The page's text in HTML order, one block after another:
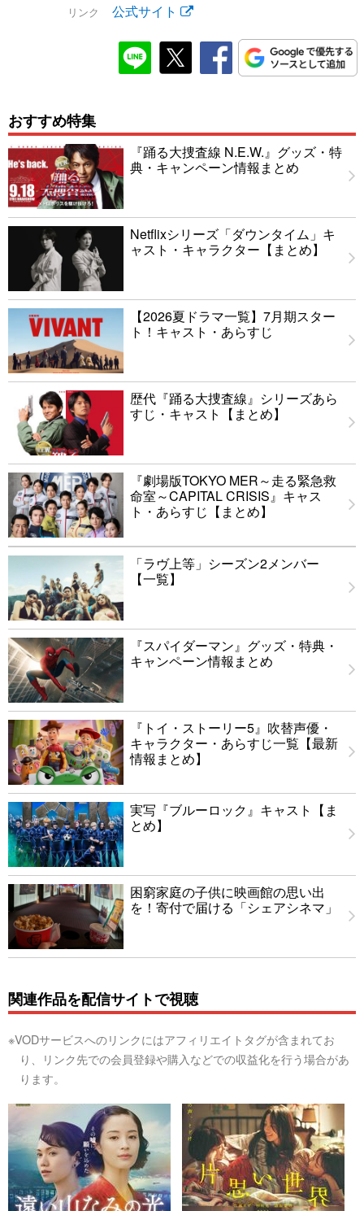
リンク 公式サイト
おすすめ特集
『踊る大捜査線 N.E.W.』グッズ・特
典・キャンペーン情報まとめ
Netflixシリーズ「ダウンタイム」キ
ャスト・キャラクター【まとめ】
【2026夏ドラマ一覧】7月期スター
ト！キャスト・あらすじ
歴代『踊る大捜査線』シリーズあら
すじ・キャスト【まとめ】
『劇場版TOKYO MER～走る緊急救
命室～CAPITAL CRISIS』キャス
ト・あらすじ【まとめ】
「ラヴ上等」シーズン2メンバー
【一覧】
『スパイダーマン』グッズ・特典・
キャンペーン情報まとめ
『トイ・ストーリー5』吹替声優・
キャラクター・あらすじ一覧【最新
情報まとめ】
実写『ブルーロック』キャスト【ま
とめ】
困窮家庭の子供に映画館の思い出
を！寄付で届ける「シェアシネマ」
関連作品を配信サイトで視聴
※VODサービスへのリンクにはアフィリエイトタグが含まれてお
り、リンク先での会員登録や購入などでの収益化を行う場合があ
ります。